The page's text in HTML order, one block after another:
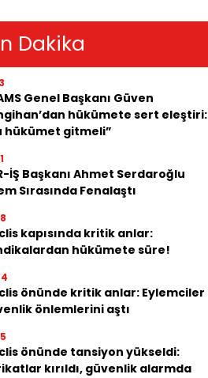
Dakika
Genel Başkanı Güven
hükümete sert eleştiri:
hükümet gitmeli”
İŞ Başkanı Ahmet Serdaroğlu
Sırasında Fenalaştı
kapısında kritik anlar:
hükümete süre!
önünde kritik anlar: Eylemciler
önlemlerini aştı
önünde tansiyon yükseldi:
kırıldı, güvenlik alarmda